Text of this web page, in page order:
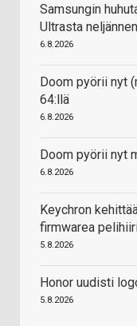
Samsungin
Ultrasta
6.8.2026
Doom pyörii nyt
64:llä
6.8.2026
Doom pyörii nyt
6.8.2026
Keychron
firmwarea
5.8.2026
Honor uudisti
5.8.2026